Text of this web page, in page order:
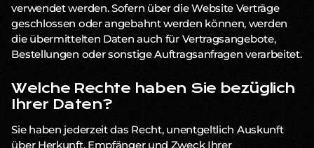
verwendet werden. Sofern über die Website Verträge
geschlossen oder angebahnt werden können, werden
die übermittelten Daten auch für Vertragsangebote,
Bestellungen oder sonstige Auftragsanfragen verarbeitet.
Welche Rechte haben Sie bezüglich
Ihrer Daten?
Sie haben jederzeit das Recht, unentgeltlich Auskunft
über Herkunft, Empfänger und Zweck Ihrer